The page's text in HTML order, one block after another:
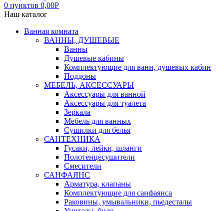
0 пунктов 0,00Р
Наш каталог
Ванная комната
ВАННЫ, ДУШЕВЫЕ
Ванны
Душевые кабины
Комплектующие для ванн, душевых кабин
Поддоны
МЕБЕЛЬ, АКСЕССУАРЫ
Аксессуары для ванной
Аксессуары для туалета
Зеркала
Мебель для ванных
Сушилки для белья
САНТЕХНИКА
Гусаки, лейки, шланги
Полотенцесушители
Смесители
САНФАЯНС
Арматура, клапаны
Комплектующие для санфаянса
Раковины, умывальники, пьедесталы